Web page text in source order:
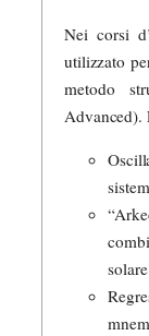
Nei corsi
utilizzato
metodo
Advanced).
solare